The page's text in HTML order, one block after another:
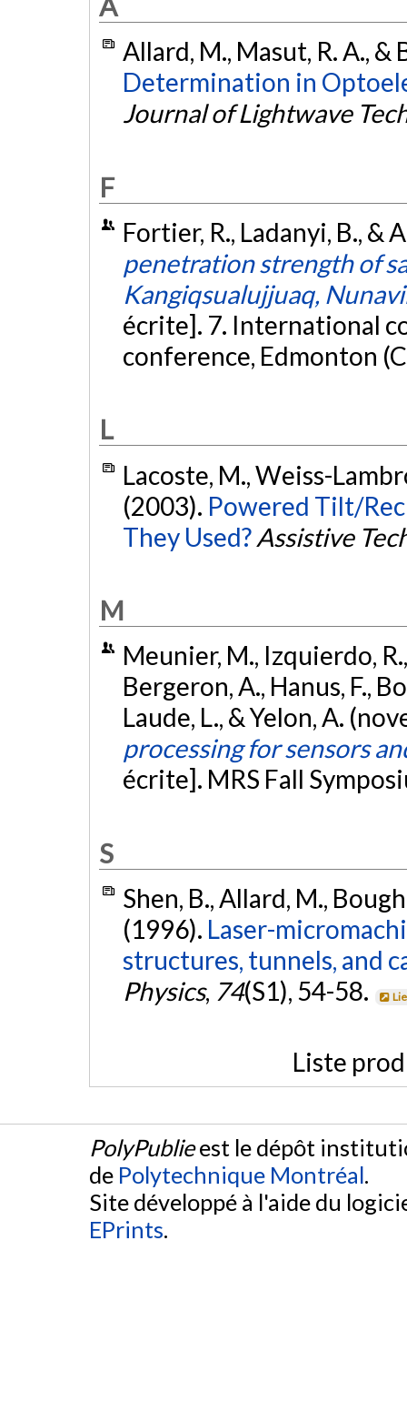
Allard, M., Masut, R. A.,
Determination in
Journal of Lightwave
F
Fortier, R., Ladanyi, B., &
penetration strength of
Kangiqsualujjuaq,
écrite]. 7. International
conference, Edmonton
L
Lacoste, M., Weiss-
(2003). Powered Tilt/
They Used?Assistive
M
Meunier, M., Izquierdo,
Bergeron, A., Hanus, F.,
Laude, L., & Yelon, A.
processing for sensors
écrite]. MRS Fall
S
Shen, B., Allard, M.,
(1996). Laser-
structures, tunnels, and
Physics, 74(S1), 54-58.
Liste
PolyPublieest le dépôt
de Polytechnique Montréal.
Site développé à l'aide du
EPrints.